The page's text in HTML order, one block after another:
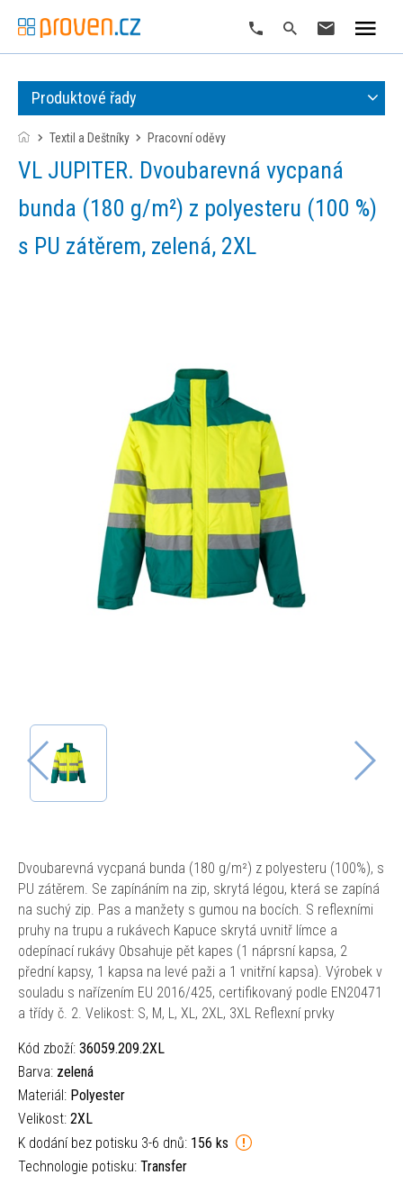
Produktové řady
Textil a Deštníky pracovní oděvy
VL JUPITER. Dvoubarevná vycpaná
bunda (180 g/m²) z polyesteru (100 %)
s PU zátěrem, zelená, 2XL
Dvoubarevná vycpaná bunda (180 g/m²) z polyesteru (100%), s
PU zátěrem. Se zapínáním na zip, skrytá légou, která se zapíná
na suchý zip. Pas a manžety s gumou na bocích. S reflexními
pruhy na trupu a rukávech Kapuce skrytá uvnitř límce a
odepínací rukávy Obsahuje pět kapes (1 náprsní kapsa, 2
přední kapsy, 1 kapsa na levé paži a 1 vnitřní kapsa). Výrobek v
souladu s nařízením EU 2016/425, certifikovaný podle EN20471
a třídy č. 2. Velikost: S, M, L, XL, 2XL, 3XL Reflexní prvky
Kód zboží: 36059.209.2XL
Barva: zelená
Materiál: Polyester
Velikost: 2XL
K dodání bez potisku 3-6 dnů: 156 ks
Technologie potisku: Transfer